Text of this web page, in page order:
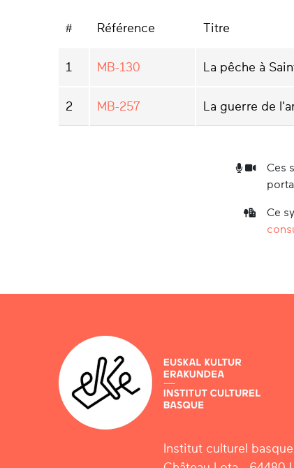
# Référence Titre
1 MB-130 La pêche à
2 MB-257 La guerre de
Ces
Ce
Institut culturel basque